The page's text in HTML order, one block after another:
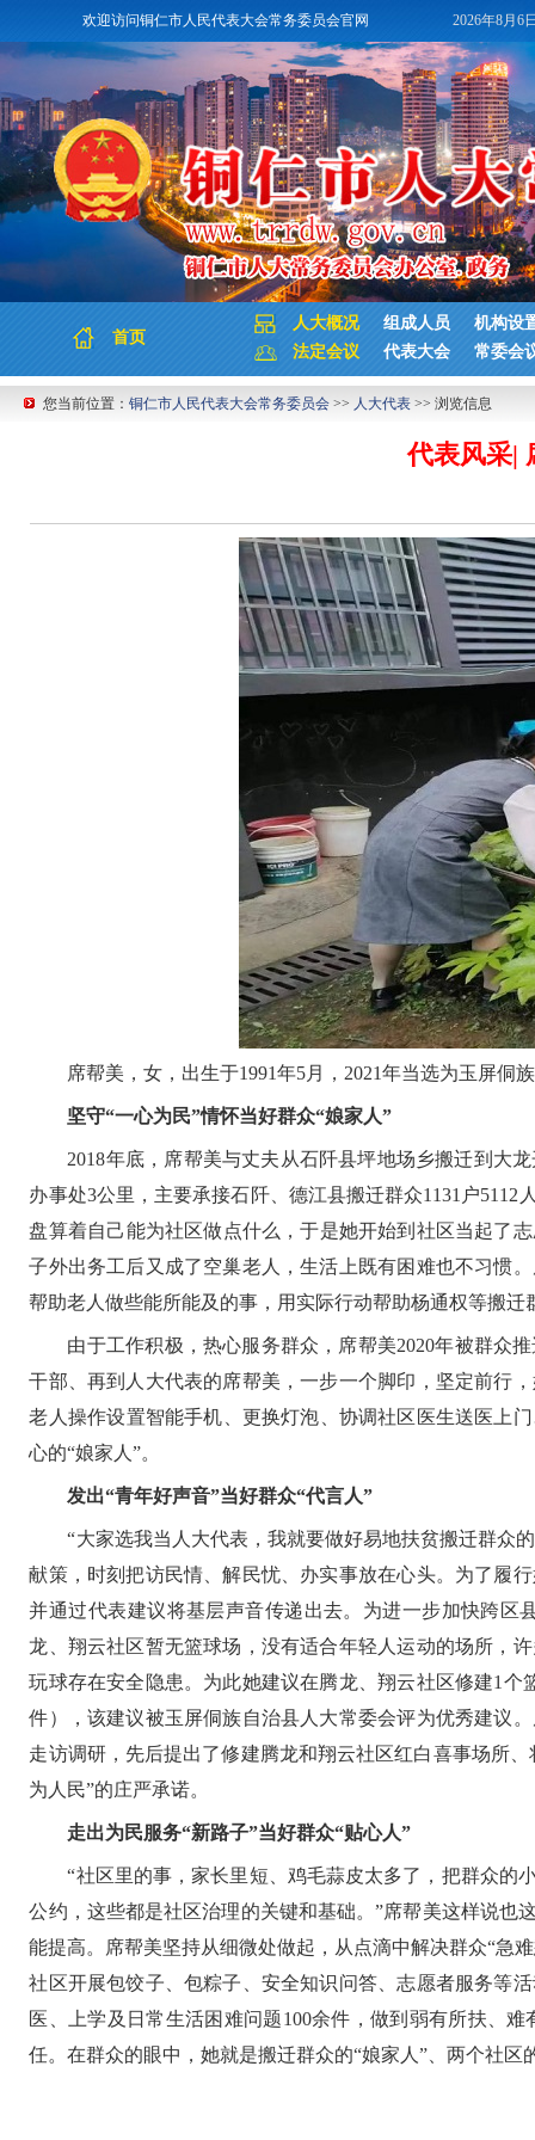
欢迎访问铜仁市人民代表大会常务委员会官网 2026年8月6
首页
人大概况 组成人员
机构设
法定会议
代表大会 常委会
您当前位置： 铜仁市人民代表大会常务委员会 >> 人大代表 >> 浏览信息
代表风采|
席帮美，女，出生于1991年5月，2021年当选为玉屏侗
坚守“一心为民”情怀当好群众“娘家人”
2018年底，席帮美与丈夫从石阡县坪地场乡搬迁到大
办事处3公里，主要承接石阡、德江县搬迁群众1131户
盘算着自己能为社区做点什么，于是她开始到社区当起了
子外出务工后又成了空巢老人，生活上既有困难也不习惯
帮助老人做些能所能及的事，用实际行动帮助杨通权等搬迁
由于工作积极，热心服务群众， 席帮美2020年被群众
干部、再到人大代表的席帮美，一步一个脚印，坚定前行
老人操作设置智能手机、更换灯泡、协调社区医生送医上
心的“娘家人”。
发出“青年好声音”当好群众“代言人”
“大家选我当人大代表，我就要做好易地扶贫搬迁群众
献策，时刻把访民情、解民忧、办实事放在心头。为了履
并通过代表建议将基层声音传递出去。为进一步加快跨区
龙、翔云社区暂无篮球场，没有适合年轻人运动的场所，
玩球存在安全隐患。为此她建议在腾龙、翔云社区修建1
件），该建议被玉屏侗族自治县人大常委会评为优秀建议
走访调研，先后提出了修建腾龙和翔云社区红白喜事场所
为人民”的庄严承诺。
走出为民服务“新路子”当好群众“贴心人”
“社区里的事，家长里短、鸡毛蒜皮太多了，把群众的
公约，这些都是社区治理的关键和基础。”席帮美这样说也
能提高。席帮美坚持从细微处做起，从点滴中解决群众“急
社区开展包饺子、包粽子、安全知识问答、志愿者服务等
医、上学及日常生活困难问题100余件，做到弱有所扶、
任。在群众的眼中，她就是搬迁群众的“娘家人”、两个社